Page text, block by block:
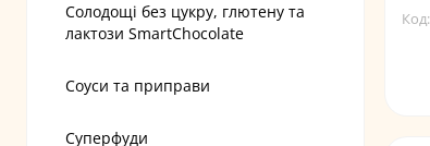
Солодощі без цукру, глютену та
лактози SmartChocolate
Соуси та приправи
Суперфуди